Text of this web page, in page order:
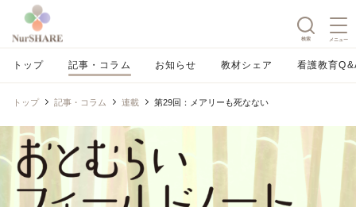
検索 メニュー
トップ 記事・コラム お知らせ 教材シェア 看護教育
トップ 記事・コラム 連載 第29回：メアリーも死なない